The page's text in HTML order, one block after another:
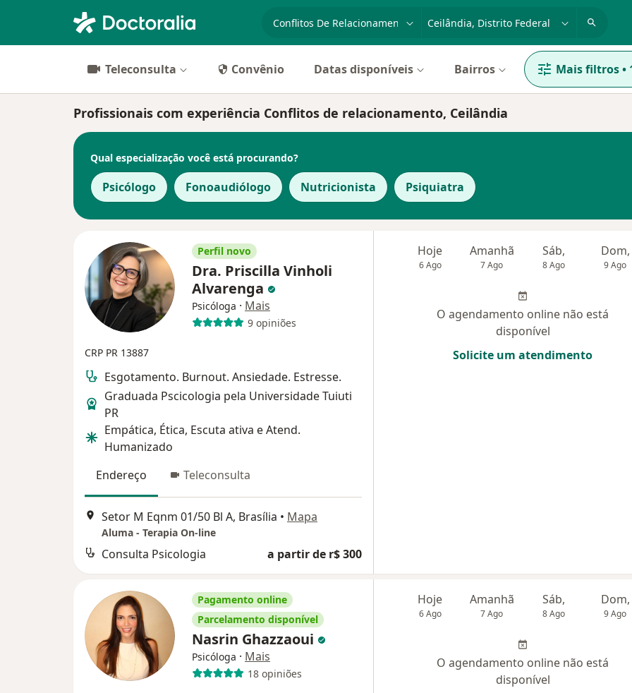
cidade ou região
Teleconsulta Convênio Datas disponíveis Bairros Mais filtros•
Profissionais com experiência Conflitos de relacionamento, Ceilândia
Qual especialização você está procurando?
Psicólogo Fonoaudiólogo Nutricionista Psiquiatra
Perfil novo
Dra. Priscilla Vinholi
Alvarenga
Psicóloga · Mais
9 opiniões
CRP PR 13887
Esgotamento. Burnout. Ansiedade. Estresse.
Graduada Pscicologia pela Universidade Tuiuti
PR
Empática, Ética, Escuta ativa e Atend.
Humanizado
Endereço
Teleconsulta
Setor M Eqnm 01/50 Bl A, Brasília • Mapa
Aluma - Terapia On-line
Consulta Psicologia a partir de r$ 300
Hoje
6 Ago
Amanhã
7 Ago
Sáb,
8 Ago
Dom,
9 Ago
O agendamento online não está
disponível
Solicite um atendimento
Pagamento online
Parcelamento disponível
Nasrin Ghazzaoui
Psicóloga · Mais
18 opiniões
Hoje
6 Ago
Amanhã
7 Ago
Sáb,
8 Ago
Dom,
9 Ago
O agendamento online não está
disponível